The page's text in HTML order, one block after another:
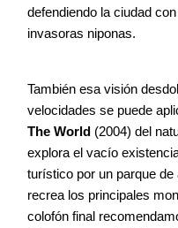
defendiendo la ciudad
invasoras niponas.
También esa visión
velocidades se puede
The World (2004) del
explora el vacío
turístico por un parque
recrea los principales
colofón final